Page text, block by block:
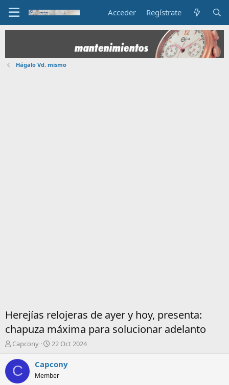
Acceder Regístrate
Hágalo Vd. mismo
Herejías relojeras de ayer y hoy, presenta:
chapuza máxima para solucionar adelanto
I
i
c
i
Capcony
F
c
a
22 Oct 2024
C Capcony
Member